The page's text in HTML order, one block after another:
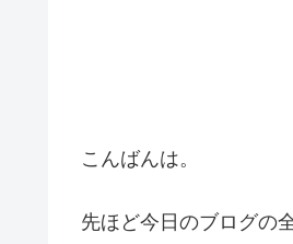
こんばんは。
先ほど今日のブログの